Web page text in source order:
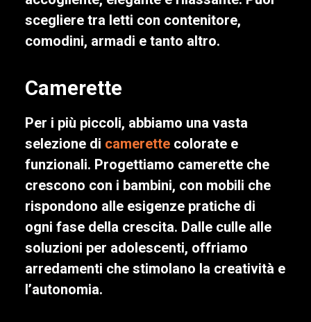
scegliere tra letti con contenitore,
comodini, armadi e tanto altro.
Camerette
Per i più piccoli, abbiamo una vasta
selezione di camerette colorate e
funzionali. Progettiamo camerette che
crescono con i bambini, con mobili che
rispondono alle esigenze pratiche di
ogni fase della crescita. Dalle culle alle
soluzioni per adolescenti, offriamo
arredamenti che stimolano la creatività e
l’autonomia.